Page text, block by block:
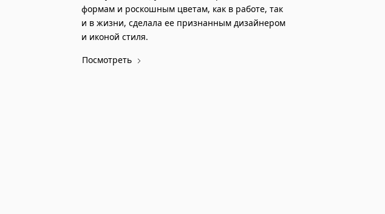
формам и роскошным цветам, как в работе, так
и в жизни, сделала ее признанным дизайнером
и иконой стиля.
Посмотреть